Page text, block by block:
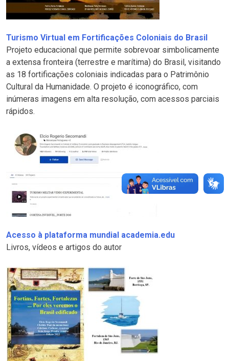
Turismo Virtual em Fortificações Coloniais do Brasil
Projeto educacional que permite sobrevoar simbolicamente
a extensa fronteira (terrestre e marítima) do Brasil, visitando
as 18 fortificações coloniais indicadas para o Patrimônio
Cultural da Humanidade. O projeto é iconográfico, com
inúmeras imagens em alta resolução, com acessos parciais
rápidos.
Acesso à plataforma mundial academia.edu
Livros, vídeos e artigos do autor